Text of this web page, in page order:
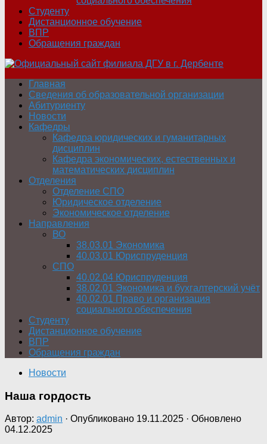
Студенту
Дистанционное обучение
ВПР
Обращения граждан
Главная
Сведения об образовательной организации
Абитуриенту
Новости
Кафедры
Кафедра юридических и гуманитарных
дисциплин
Кафедра экономических, естественных и
математических дисциплин
Отделения
Отделение СПО
Юридическое отделение
Экономическое отделение
Направления
ВО
38.03.01 Экономика
40.03.01 Юриспруденция
СПО
40.02.04 Юриспруденция
38.02.01 Экономика и бухгалтерский учёт
40.02.01 Право и организация
социального обеспечения
Студенту
Дистанционное обучение
ВПР
Обращения граждан
Новости
Наша гордость
Автор: admin · Опубликовано 19.11.2025 · Обновлено
04.12.2025